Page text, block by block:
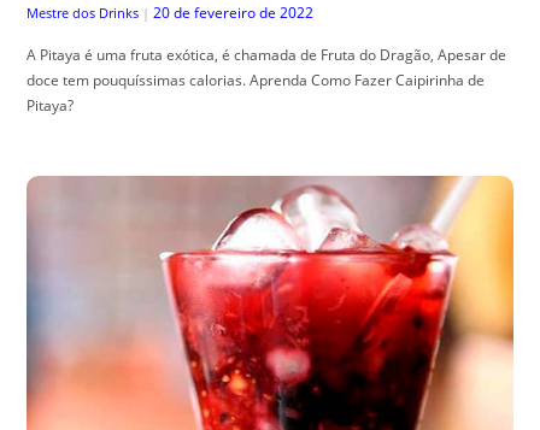
Mestre dos Drinks | 20 de fevereiro de 2022
A Pitaya é uma fruta exótica, é chamada de Fruta do Dragão, Apesar de
doce tem pouquíssimas calorias. Aprenda Como Fazer Caipirinha de
Pitaya?